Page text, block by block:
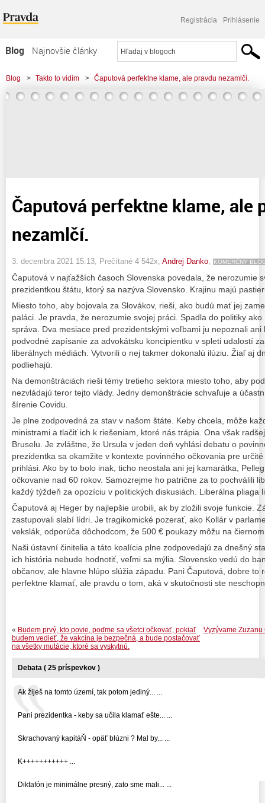
Registrácia Prihlásenie
Blog
Najnovšie články
Najčítanejšie články
Najkomentovanejšie články
Blog > Takto to vidím > Čaputová perfektne klame, ale pravdu nezamlčí.
Čaputová perfektne klame, ale
nezamlčí.
3. decembra 2021 15:13 , Prečítané 4 542x, Andrej Danko KOMERČNÝ
Čaputová v najťažších časoch Slovenska povedala, že nerozumie
prezidentkou štátu, ktorý sa nazýva Slovensko. Krajinu majú
Miesto toho, aby bojovala za Slovákov, rieši, ako budú mať jej
paláci. Je pravda, že nerozumie svojej práci. Spadla do politiky
správa. Dva mesiace pred prezidentskými voľbami ju nepoznali
podvodné zapísanie za advokátsku koncipientku v spleti udalostí
liberálnych médiách. Vytvorili o nej takmer dokonalú ilúziu. Žiaľ aj
podliehajú.
Na demonštráciách rieši témy tretieho sektora miesto toho, aby
nezvládajú teror tejto vlády. Jedny demonštrácie schvaľuje a
šírenie Covidu.
Je plne zodpovedná za stav v našom štáte. Keby chcela, môže
ministrami a tlačiť ich k riešeniam, ktoré nás trápia. Ona však
Bruselu. Je zvláštne, že Ursula v jeden deň vyhlási debatu o
prezidentka sa okamžite v kontexte povinného očkovania pre
prihlási. Ako by to bolo inak, ticho neostala ani jej kamarátka,
očkovanie nad 60 rokov. Samozrejme ho patrične za to pochválili
každý týždeň za opozíciu v politických diskusiách. Liberálna pliaga
Čaputová aj Heger by najlepšie urobili, ak by zložili svoje funkcie.
zastupovali slabí lídri. Je tragikomické pozerať, ako Kollár v
vekslák, odporúča dôchodcom, že 500 € poukazy môžu na
Naši ústavní činitelia a táto koalícia plne zodpovedajú za dnešný
ich história nebude hodnotiť, veľmi sa mýlia. Slovensko vedú do
občanov, ale hlavne hlúpo slúžia západu. Pani Čaputová, dobre to
perfektne klamať, ale pravdu o tom, aká v skutočnosti ste
Vyzývame
« Budem prvý, kto povie, poďme sa všetci očkovať, pokiaľ
budem vedieť, že vakcína je bezpečná, a bude postačovať
na všetky mutácie, ktoré sa vyskytnú.
Debata ( 25 príspevkov )
Ak žiješ na tomto území, tak potom jediný... ...
Pani prezidentka - keby sa učila klamať ešte... ...
Skrachovaný kapitáŇ - opäť blúzni ? Mal by... ...
K+++++++++++ ...
Diktafón je minimálne presný, zato sme mali... ...